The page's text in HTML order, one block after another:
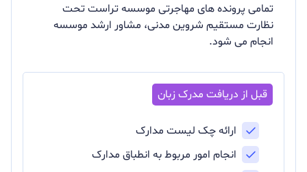
تمامی پرونده های مهاجرتی موسسه تراست تحت
نظارت مستقیم شروین مدنی، مشاور ارشد موسسه
انجام می شود.
ارائه چک لیست مدارک
انجام امور مربوط به انطباق مدارک